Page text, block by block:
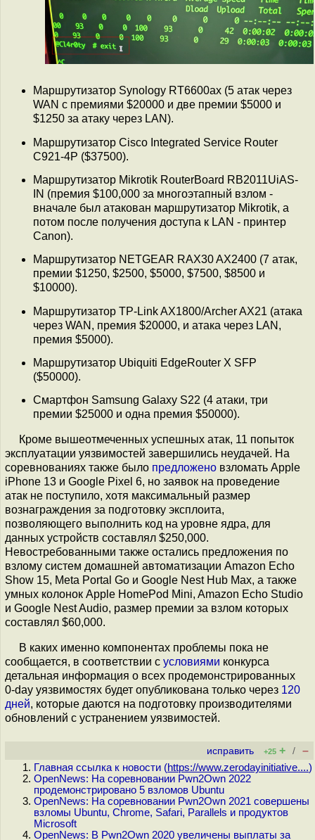
Маршрутизатор Synology RT6600ax (5 атак через
WAN с премиями $20000 и две премии $5000 и
$1250 за атаку через LAN).
Маршрутизатор Cisco Integrated Service Router
C921-4P ($37500).
Маршрутизатор Mikrotik RouterBoard RB2011UiAS-
IN (премия $100,000 за многоэтапный взлом -
вначале был атакован маршрутизатор Mikrotik, а
потом после получения доступа к LAN - принтер
Canon).
Маршрутизатор NETGEAR RAX30 AX2400 (7 атак,
премии $1250, $2500, $5000, $7500, $8500 и
$10000).
Маршрутизатор TP-Link AX1800/Archer AX21 (атака
через WAN, премия $20000, и атака через LAN,
премия $5000).
Маршрутизатор Ubiquiti EdgeRouter X SFP
($50000).
Cмартфон Samsung Galaxy S22 (4 атаки, три
премии $25000 и одна премия $50000).
Кроме вышеотмеченных успешных атак, 11 попыток
эксплуатации уязвимостей завершились неудачей. На
соревнованиях также было предложено взломать Apple
iPhone 13 и Google Pixel 6, но заявок на проведение
атак не поступило, хотя максимальный размер
вознаграждения за подготовку эксплоита,
позволяющего выполнить код на уровне ядра, для
данных устройств составлял $250,000.
Невостребованными также остались предложения по
взлому систем домашней автоматизации Amazon Echo
Show 15, Meta Portal Go и Google Nest Hub Max, а также
умных колонок Apple HomePod Mini, Amazon Echo Studio
и Google Nest Audio, размер премии за взлом которых
составлял $60,000.
В каких именно компонентах проблемы пока не
сообщается, в соответствии с условиями конкурса
детальная информация о всех продемонстрированных
0-day уязвимостях будет опубликована только через 120
дней, которые даются на подготовку производителями
обновлений с устранением уязвимостей.
исправить +25 + / –
Главная ссылка к новости (https://www.zerodayinitiative....)
OpenNews: На соревновании Pwn2Own 2022
продемонстрировано 5 взломов Ubuntu
OpenNews: На соревновании Pwn2Own 2021 совершены
взломы Ubuntu, Chrome, Safari, Parallels и продуктов
Microsoft
OpenNews: В Pwn2Own 2020 увеличены выплаты за